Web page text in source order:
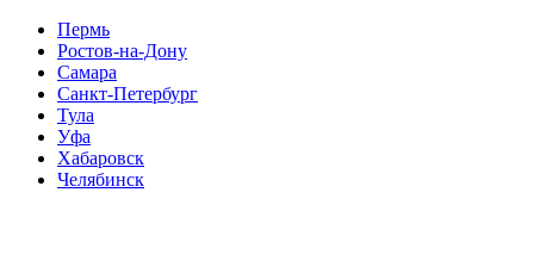
Пермь
Ростов-на-Дону
Самара
Санкт-Петербург
Тула
Уфа
Хабаровск
Челябинск